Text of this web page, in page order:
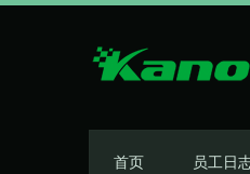
首页 员工日